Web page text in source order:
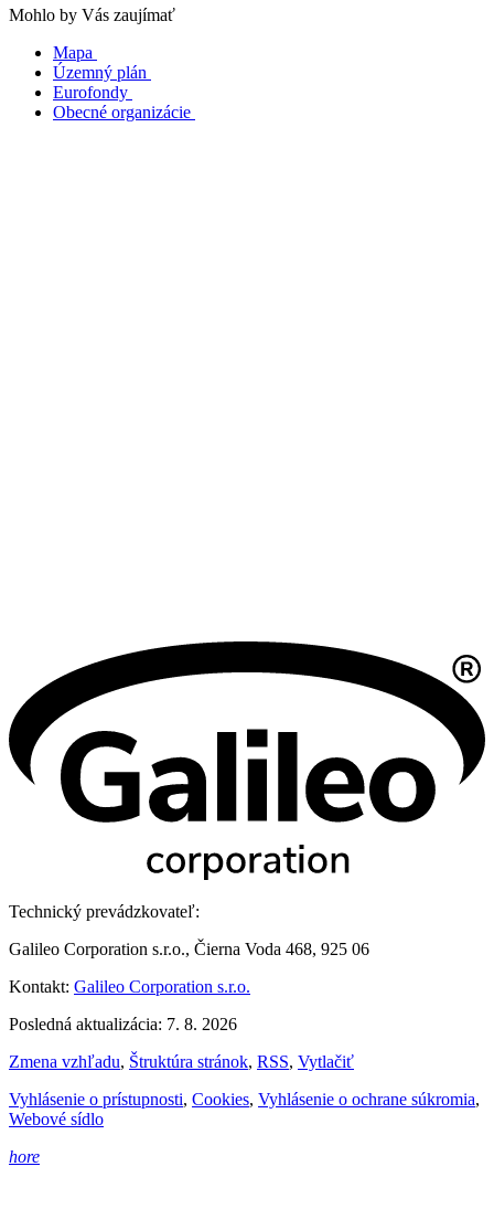
Mohlo by Vás zaujímať
Mapa
Územný plán
Eurofondy
Obecné organizácie
Technický prevádzkovateľ:
Galileo Corporation s.r.o., Čierna Voda 468, 925 06
Kontakt: Galileo Corporation s.r.o.
Posledná aktualizácia: 7. 8. 2026
Zmena vzhľadu, Štruktúra stránok, RSS, Vytlačiť
Vyhlásenie o prístupnosti, Cookies, Vyhlásenie o ochrane súkromia,
Webové sídlo
hore